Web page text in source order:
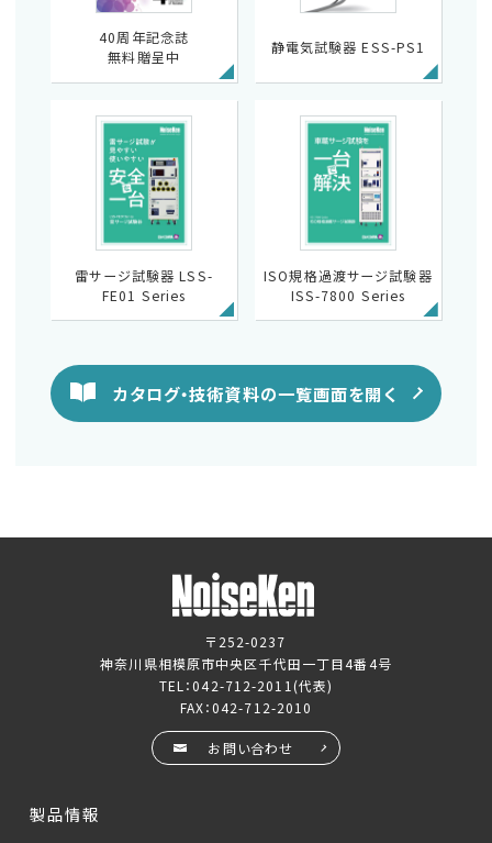
40周年記念誌
無料贈呈中
静電気試験器 ESS-PS1
雷サージ試験器 LSS-
FE01 Series
ISO規格過渡サージ試験器
ISS-7800 Series
カタログ・技術資料の一覧画面を開く
〒252-0237
神奈川県相模原市中央区千代田一丁目4番4号
TEL：042-712-2011 (代表)
FAX：042-712-2010
お問い合わせ
製品情報